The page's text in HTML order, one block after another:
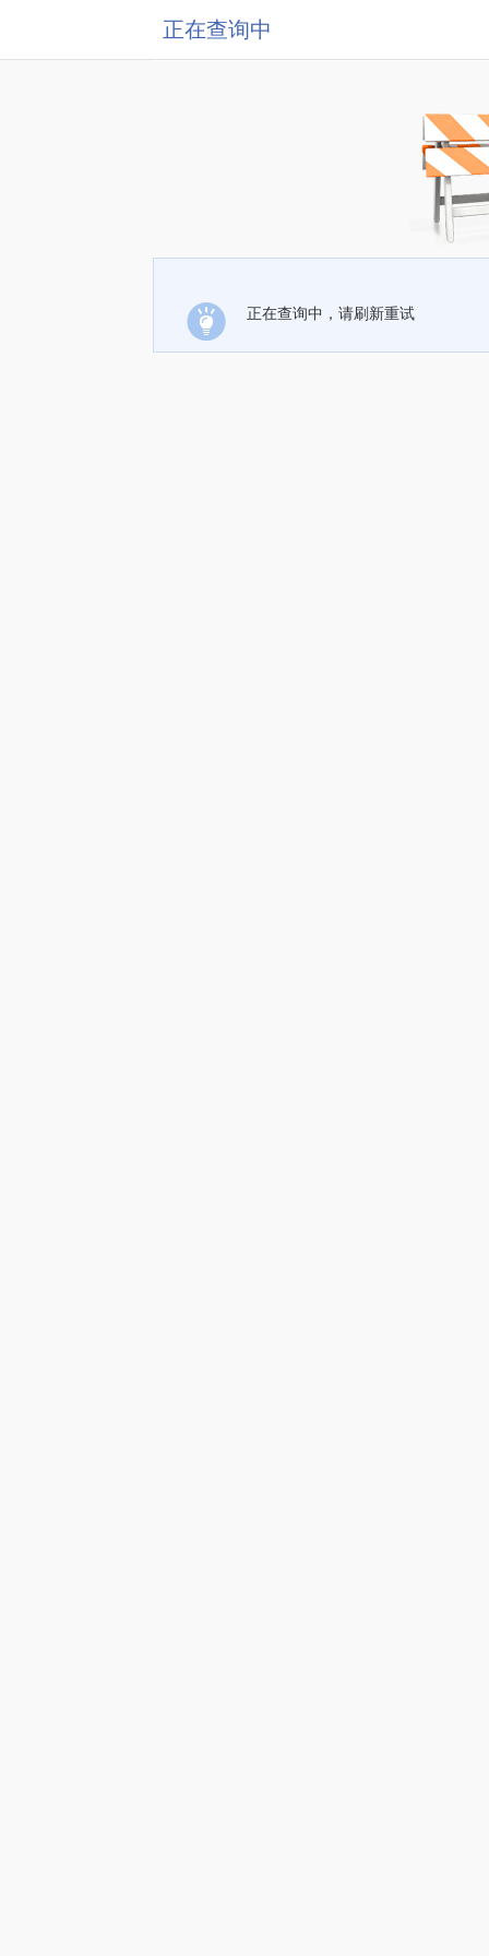
正在查询中
正在查询中，请刷新重试